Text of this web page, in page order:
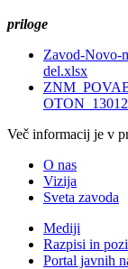
priloge
Zavod-Novo-
del.xlsx
Več informacij je v
O nas
Vizija
Sveta zavoda
Mediji
Razpisi in
Portal javnih